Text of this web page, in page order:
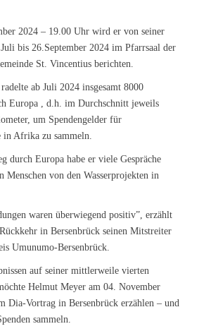
2024 – 19.00 Uhr wird er von seiner
bis 26.September 2024 im Pfarrsaal der
St. Vincentius berichten.
ab Juli 2024 insgesamt 8000
Europa , d.h. im Durchschnitt jeweils
um Spendengelder für
in Afrika zu sammeln.
durch Europa habe er viele Gespräche
Menschen von den Wasserprojekten in
waren überwiegend positiv”, erzählt
in Bersenbrück seinen Mitstreiter
Umunumo-Bersenbrück.
auf seiner mittlerweile vierten
Helmut Meyer am 04. November
Dia-Vortrag in Bersenbrück erzählen – und
sammeln.